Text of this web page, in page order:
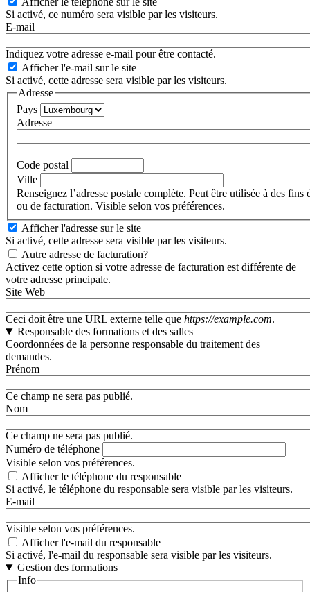
Si activé, ce numéro sera visible par les visiteurs.
E-mail
Indiquez votre adresse e-mail pour être contacté.
Afficher l'e-mail sur le site
Si activé, cette adresse sera visible par les visiteurs.
Adresse
Pays
Adresse
Code postal
Ville
Renseignez l’adresse postale complète. Peut être utilisée à des fins
ou de facturation. Visible selon vos préférences.
Afficher l'adresse sur le site
Si activé, cette adresse sera visible par les visiteurs.
Autre adresse de facturation?
Activez cette option si votre adresse de facturation est différente de
votre adresse principale.
Site Web
Ceci doit être une URL externe telle que https://example.com.
Responsable des formations et des salles
Coordonnées de la personne responsable du traitement des
demandes.
Prénom
Ce champ ne sera pas publié.
Nom
Ce champ ne sera pas publié.
Numéro de téléphone
Visible selon vos préférences.
Afficher le téléphone du responsable
Si activé, le téléphone du responsable sera visible par les visiteurs.
E-mail
Visible selon vos préférences.
Afficher l'e-mail du responsable
Si activé, l'e-mail du responsable sera visible par les visiteurs.
Gestion des formations
Info